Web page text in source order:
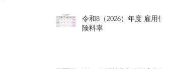
令和8（2026）年度 雇用保
険料率